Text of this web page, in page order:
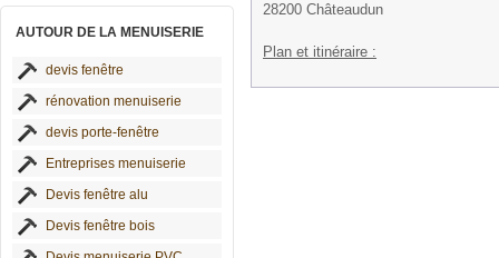
AUTOUR DE LA MENUISERIE
devis fenêtre
rénovation menuiserie
devis porte-fenêtre
Entreprises menuiserie
Devis fenêtre alu
Devis fenêtre bois
28200 Châteaudun
Plan et itinéraire :